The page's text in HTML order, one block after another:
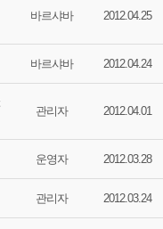
바르샤바 2012.04.25
바르샤바 2012.04.24
관리자 2012.04.01
운영자 2012.03.28
관리자 2012.03.24